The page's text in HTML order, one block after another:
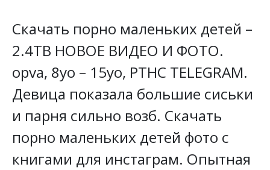
Скачать порно маленьких детей –
2.4TB НОВОЕ ВИДЕО И ФОТО.
opva, 8yo – 15yo, PTHC TELEGRAM.
Девица показала большие сиськи
и парня сильно возб. Скачать
порно маленьких детей фото с
книгами для инстаграм. Опытная